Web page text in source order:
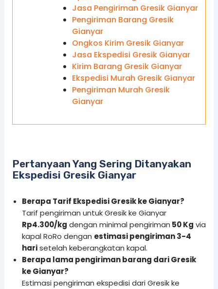
Jasa Pengiriman Gresik Gianyar
Pengiriman Barang Gresik
Gianyar
Ongkos Kirim Gresik Gianyar
Jasa Ekspedisi Gresik Gianyar
Kirim Barang Gresik Gianyar
Ekspedisi Murah Gresik Gianyar
Pengiriman Murah Gresik
Gianyar
Pertanyaan Yang Sering Ditanyakan
Ekspedisi Gresik Gianyar
Berapa Tarif Ekspedisi Gresik ke Gianyar?
Tarif pengiriman untuk Gresik ke Gianyar
Rp4.300/kg dengan minimal pengiriman 50 Kg via
kapal RoRo dengan estimasi pengiriman 3-4
harisetelah keberangkatan kapal.
Berapa lama pengiriman barang dari Gresik
ke Gianyar?
Estimasi pengiriman ekspedisi dari Gresik ke